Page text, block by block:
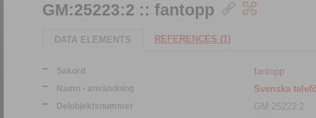
GM:25223:2 :: fantopp
DATA ELEMENTS REFERENCES (1)
Sakord fantopp
Namn - användning Svenska
Delobjektsnummer GM:25223:2